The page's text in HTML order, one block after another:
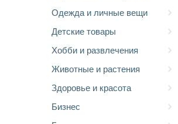
Одежда и личные вещи
Детские товары
Хобби и развлечения
Животные и растения
Здоровье и красота
Бизнес